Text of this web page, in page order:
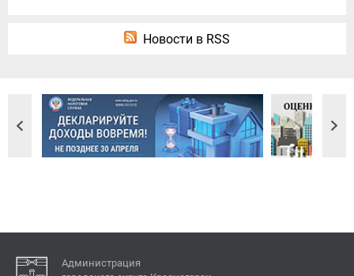
Новости в RSS
Администрация